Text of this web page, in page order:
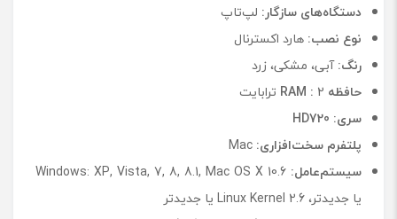
دستگاه‌های سازگار: لپ‌تاپ
نوع نصب: هارد اکسترنال
رنگ:آبی، مشکی، زرد
حافظه
RAM : 2 ترابایت
سری:
HD720
پلتفرم سخت‌افزاری: Mac
سیستم‌عامل: Windows: XP, Vista, 7, 8, 8.1, Mac OS X 10.6
یا جدیدتر، Linux Kernel 2.6 یا جدیدتر